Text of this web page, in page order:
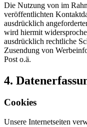
Die Nutzung von im
veröffentlichten
ausdrücklich
wird hiermit
ausdrücklich rechtliche
Zusendung von
Post o.ä.
4.
Cookies
Unsere Internetseiten